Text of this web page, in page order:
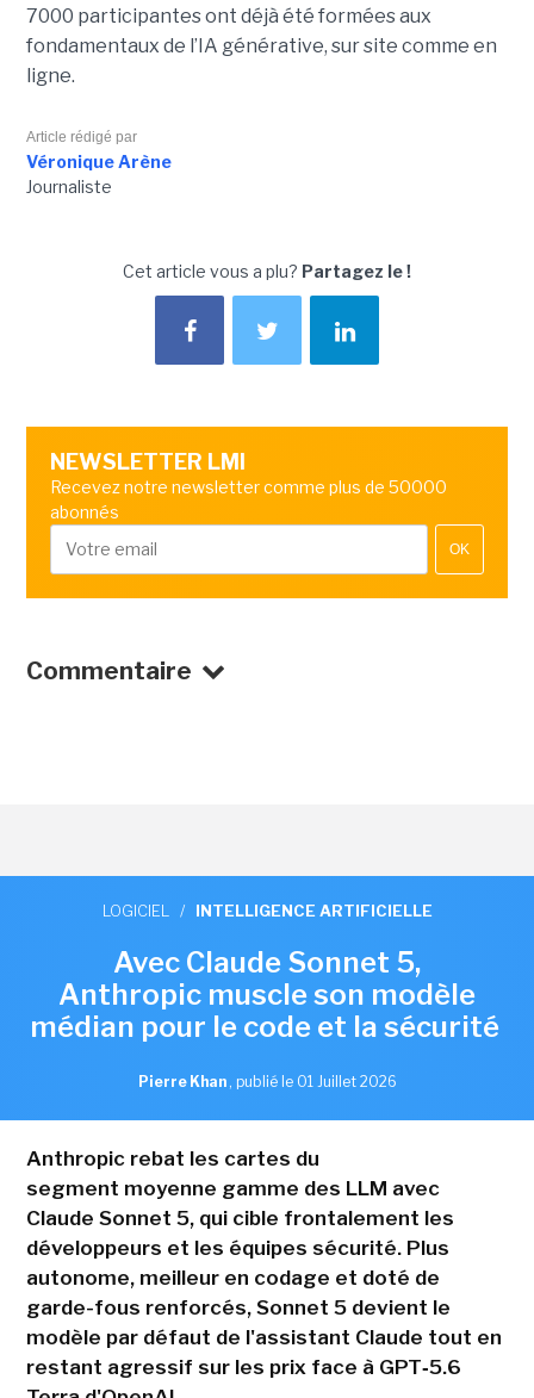
7000 participantes ont déjà été formées aux
fondamentaux de l’IA générative, sur site comme en
ligne.
Article rédigé par
Véronique Arène
Journaliste
Cet article vous a plu? Partagez le !
NEWSLETTER LMI
Recevez notre newsletter comme plus de 50000
abonnés
OK
Commentaire
LOGICIEL / INTELLIGENCE ARTIFICIELLE
Avec Claude Sonnet 5,
Anthropic muscle son modèle
médian pour le code et la sécurité
Pierre Khan , publié le 01 Juillet 2026
Anthropic rebat les cartes du
segment moyenne gamme des LLM avec
Claude Sonnet 5, qui cible frontalement les
développeurs et les équipes sécurité. Plus
autonome, meilleur en codage et doté de
garde-fous renforcés, Sonnet 5 devient le
modèle par défaut de l'assistant Claude tout en
restant agressif sur les prix face à GPT‑5.6